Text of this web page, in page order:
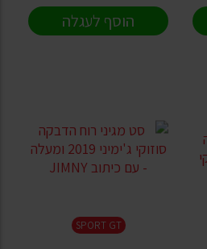
הוסף לעגלה
SPORT GT